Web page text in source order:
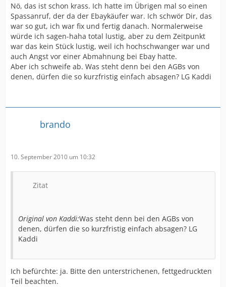
Nö, das ist schon krass. Ich hatte im Übrigen mal so einen
Spassanruf, der da der Ebaykäufer war. Ich schwör Dir, das
war so gut, ich war fix und fertig danach. Normalerweise
würde ich sagen-haha total lustig, aber zu dem Zeitpunkt
war das kein Stück lustig, weil ich hochschwanger war und
auch Angst vor einer Abmahnung bei Ebay hatte.
Aber ich schweife ab. Was steht denn bei den AGBs von
denen, dürfen die so kurzfristig einfach absagen? LG Kaddi
brando
10. September 2010 um 10:32
Zitat
Original von Kaddi:Was steht denn bei den AGBs von
denen, dürfen die so kurzfristig einfach absagen? LG
Kaddi
Ich befürchte: ja. Bitte den unterstrichenen, fettgedruckten
Teil beachten.